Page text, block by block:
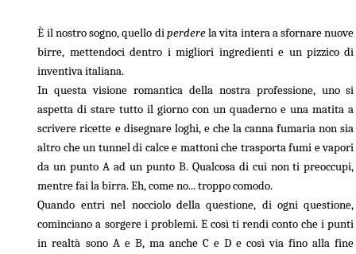
È il nostro sogno, quello diperderela vita intera a sfornare nuove
birre, mettendoci dentro i migliori ingredienti e un pizzico di
inventiva italiana.
In questa visione romantica della nostra professione, uno si
aspetta di stare tutto il giorno con un quaderno e una matita a
scrivere ricette e disegnare loghi, e che la canna fumaria non sia
altro che un tunnel di calce e mattoni che trasporta fumi e vapori
da un punto A ad un punto B. Qualcosa di cui non ti preoccupi,
mentre fai la birra. Eh, come no... troppo comodo.
Quando entri nel nocciolo della questione, di ogni questione,
cominciano a sorgere i problemi. E così ti rendi conto che i punti
in realtà sono A e B, ma anche C e D e così via fino alla fine